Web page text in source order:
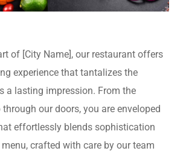
of [City Name], our restaurant offers
experience that tantalizes the
a lasting impression. From the
our doors, you are enveloped
effortlessly blends sophistication
crafted with care by our team